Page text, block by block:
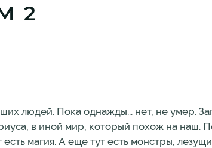
2
людей. Пока однажды... нет, не умер.
в иной мир, который похож на наш.
магия. А еще тут есть монстры,